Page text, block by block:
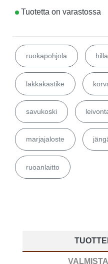
Tuotetta on varastossa
ruokapohjola hilla
lakkakastike
savukoski
marjajaloste
ruoanlaitto